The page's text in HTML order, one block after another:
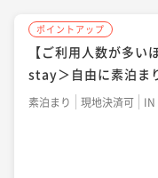
ポイントアップ
【ご利用人数が多
stay＞自由に素泊ま
グ＆アトラクション
素泊まり 現地決済可
IN